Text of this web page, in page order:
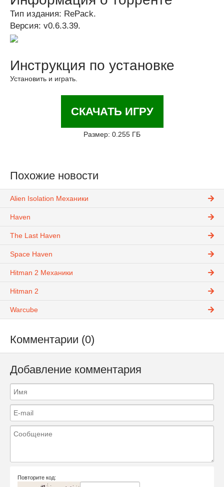
Тип издания: RePack.
Версия: v0.6.3.39.
Инструкция по установке
Установить и играть.
СКАЧАТЬ ИГРУ
Размер: 0.255 ГБ
Похожие новости
Alien Isolation Механики
Haven
The Last Haven
Space Haven
Hitman 2 Механики
Hitman 2
Warcube
Комментарии (0)
Добавление комментария
Повторите код: